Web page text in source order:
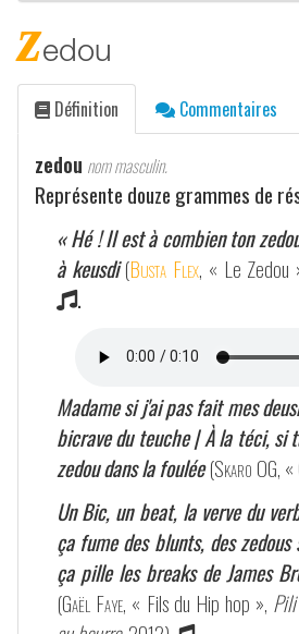
zedou
Définition Commentaires
zedou nom masculin.
Représente douze grammes de
« Hé ! Il est à combien ton
à keusdi (Busta Flex, « Le Zedou
.
Madame si j'ai pas fait mes
bicrave du teuche | À la téci, si
zedou dans la foulée (Skaro OG,
Un Bic, un beat, la verve du
ça fume des blunts, des zedous
ça pille les breaks de James
(Gaël Faye, « Fils du Hip hop »,